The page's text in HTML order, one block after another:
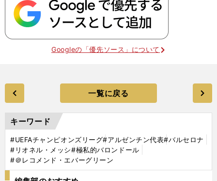
Googleの「優先ソース」について
一覧に戻る
キーワード
#UEFAチャンピオンズリーグ#アルゼンチン代表#バルセロナ
#リオネル・メッシ#極私的バロンドール
#＠レコメンド・エバーグリーン